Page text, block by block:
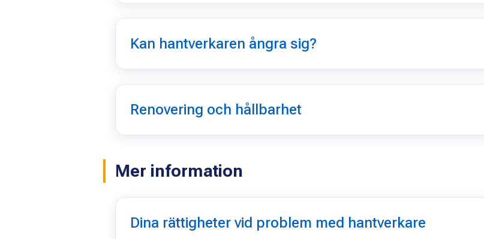
Kan hantverkaren ångra sig?
Renovering och hållbarhet
Mer information
Dina rättigheter vid problem med hantverkare